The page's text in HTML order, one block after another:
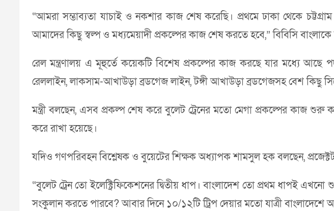
“আমরা সম্ভাব্যতা যাচাই ও নকশার কাজ শেষ করেছি। প্রথমে ঢাকা থেকে
আমাদের কিছু স্বল্প ও মধ্যমেয়াদী প্রকল্পের কাজ শেষ করতে হবে,” বিবিসি বাংলাকে
রেল মন্ত্রণালয় এ মূহুর্তে কয়েকটি বিশেষ প্রকল্পের কাজ করছে যার মধ্যে আছে
রেললাইন, লাকসাম-আখাউড়া ব্রডগেজ লাইন, টঙ্গী আখাউড়া ব্রডগেজসহ বেশ কিছু
মন্ত্রী বলছেন, এসব প্রকল্প শেষ করে বুলেট ট্রেনের মতো মেগা প্রকল্পের কাজ
করে রাখা হয়েছে।
যদিও গণপরিবহন বিশ্লেষক ও বুয়েটের শিক্ষক অধ্যাপক শামসুল হক বলছেন,
“বুলেট ট্রেন তো ইলেক্ট্রিফিকেশনের দ্বিতীয় ধাপ। বাংলাদেশ তো প্রথম ধাপই
সংকুলান করতে পারবে? আবার দিনে ১০/১২টি ট্রিপ দেয়ার মতো যাত্রী বাংলাদেশে